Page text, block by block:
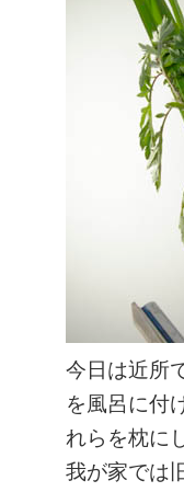
今日は近所
を風呂に付
れらを枕に
我が家では